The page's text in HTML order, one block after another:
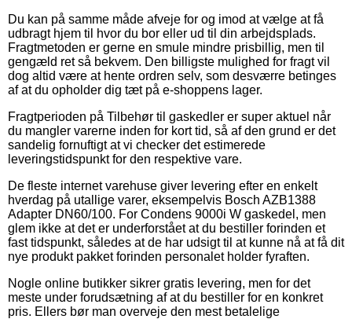
Du kan på samme måde afveje for og imod at vælge at få
udbragt hjem til hvor du bor eller ud til din arbejdsplads.
Fragtmetoden er gerne en smule mindre prisbillig, men til
gengæld ret så bekvem. Den billigste mulighed for fragt vil
dog altid være at hente ordren selv, som desværre betinges
af at du opholder dig tæt på e-shoppens lager.
Fragtperioden på Tilbehør til gaskedler er super aktuel når
du mangler varerne inden for kort tid, så af den grund er det
sandelig fornuftigt at vi checker det estimerede
leveringstidspunkt for den respektive vare.
De fleste internet varehuse giver levering efter en enkelt
hverdag på utallige varer, eksempelvis Bosch AZB1388
Adapter DN60/100. For Condens 9000i W gaskedel, men
glem ikke at det er underforstået at du bestiller forinden et
fast tidspunkt, således at de har udsigt til at kunne nå at få dit
nye produkt pakket forinden personalet holder fyraften.
Nogle online butikker sikrer gratis levering, men for det
meste under forudsætning af at du bestiller for en konkret
pris. Ellers bør man overveje den mest betalelige